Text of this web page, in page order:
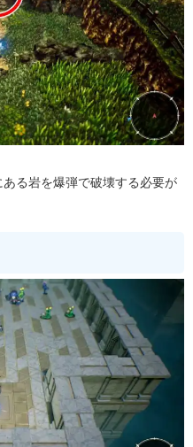
る岩を爆弾で破壊する必要が